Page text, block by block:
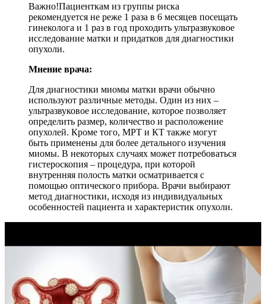
Важно!Пациенткам из группы риска
рекомендуется не реже 1 раза в 6 месяцев посещать
гинеколога и 1 раз в год проходить ультразвуковое
исследование матки и придатков для диагностики
опухоли.
Мнение врача:
Для диагностики миомы матки врачи обычно
используют различные методы. Один из них –
ультразвуковое исследование, которое позволяет
определить размер, количество и расположение
опухолей. Кроме того, МРТ и КТ также могут
быть применены для более детального изучения
миомы. В некоторых случаях может потребоваться
гистероскопия – процедура, при которой
внутренняя полость матки осматривается с
помощью оптического прибора. Врачи выбирают
метод диагностики, исходя из индивидуальных
особенностей пациента и характеристик опухоли.